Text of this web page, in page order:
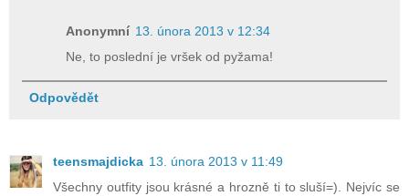
Anonymní 13. února 2013 v 12:34
Ne, to poslední je vršek od pyžama!
Odpovědět
teensmajdicka 13. února 2013 v 11:49
Všechny outfity jsou krásné a hrozně ti to sluší=). Nejvíc se